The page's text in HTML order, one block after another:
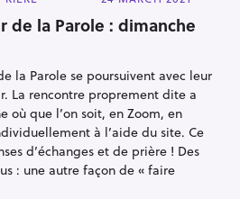
de la Parole : dimanche
la Parole se poursuivent avec leur
La rencontre proprement dite a
où que l’on soit, en Zoom, en
à l’aide du site. Ce
d’échanges et de prière ! Des
: une autre façon de « faire